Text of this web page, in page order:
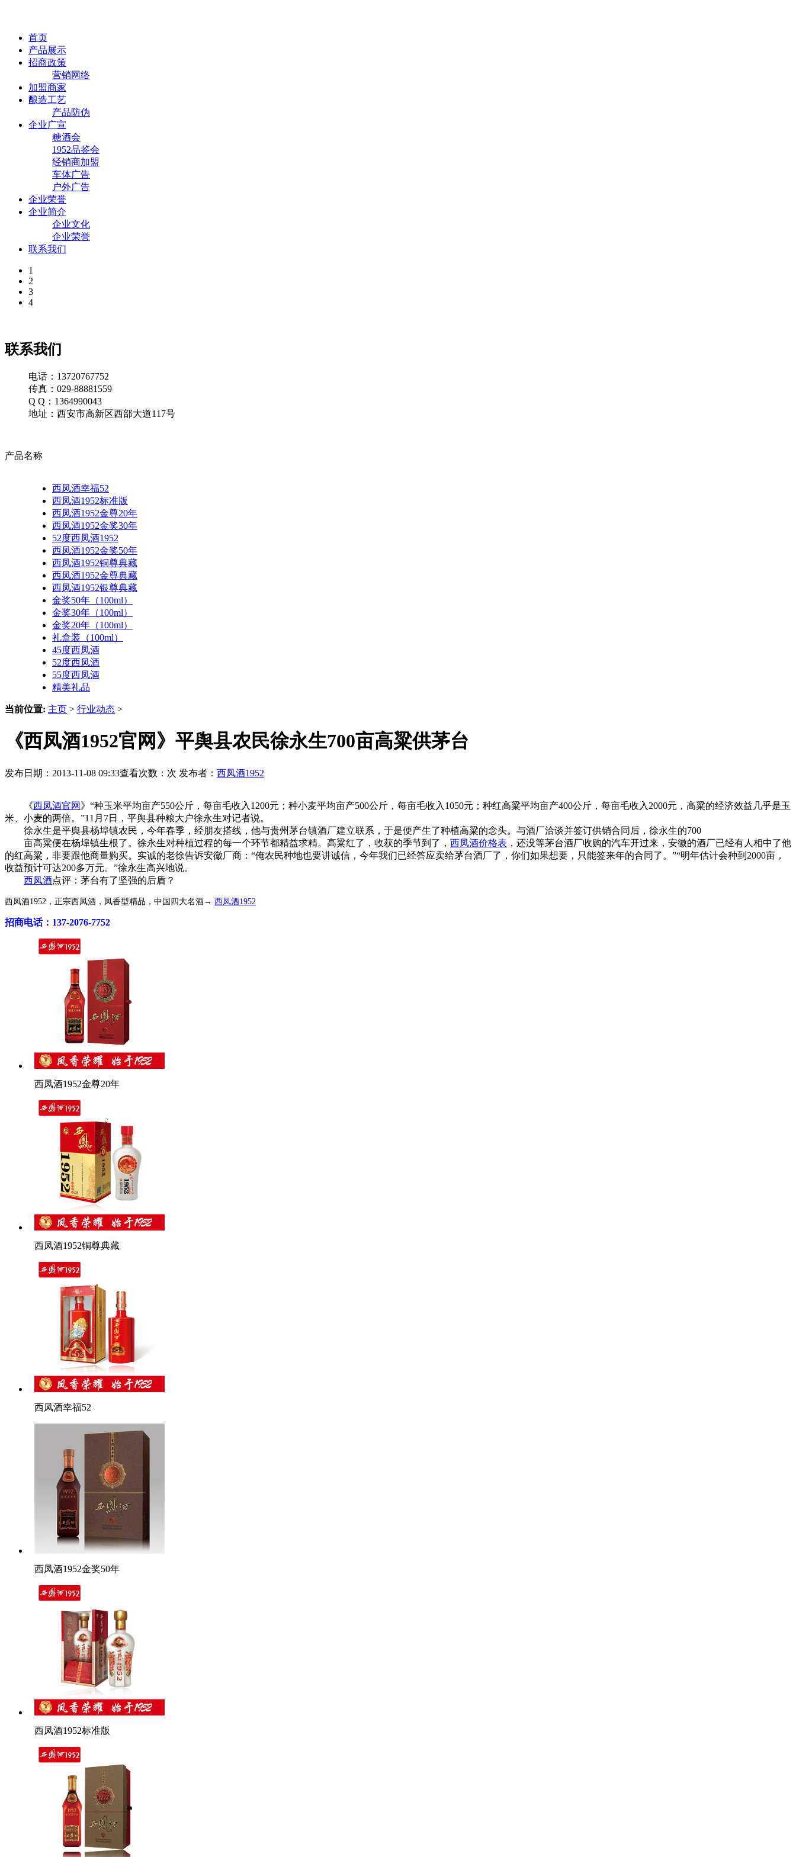
首页
产品展示
招商政策
营销网络
加盟商家
酿造工艺
产品防伪
企业广宣
糖酒会
1952品鉴会
经销商加盟
车体广告
户外广告
企业荣誉
企业简介
企业文化
企业荣誉
联系我们
1
2
3
4
联系我们
电话：13720767752
传真：029-88881559
Q Q：1364990043
地址：西安市高新区西部大道117号
产品名称
西凤酒幸福52
西凤酒1952标准版
西凤酒1952金尊20年
西凤酒1952金奖30年
52度西凤酒1952
西凤酒1952金奖50年
西凤酒1952铜尊典藏
西凤酒1952金尊典藏
西凤酒1952银尊典藏
金奖50年（100ml）
金奖30年（100ml）
金奖20年（100ml）
礼盒装（100ml）
45度西凤酒
52度西凤酒
55度西凤酒
精美礼品
当前位置: 主页 > 行业动态 >
《西凤酒1952官网》平舆县农民徐永生700亩高粱供茅台
发布日期：2013-11-08 09:33查看次数： 次 发布者： 西凤酒1952
《西凤酒官网 》“种玉米平均亩产550公斤，每亩毛收入1200元；种小麦平均亩产500公斤，每亩毛收入1050元；种红高粱平均亩产400公斤，每亩毛收入2000元，高粱的经济效益几乎是玉
米、小麦的两倍。”11月7日，平舆县种粮大户徐永生对记者说。
徐永生是平舆县杨埠镇农民，今年春季，经朋友搭线，他与贵州茅台镇酒厂建立联系，于是便产生了种植高粱的念头。与酒厂洽谈并签订供销合同后，徐永生的700
亩高粱便在杨埠镇生根了。徐永生对种植过程的每一个环节都精益求精。高粱红了，收获的季节到了， 西凤酒价格表 ，还没等茅台酒厂收购的汽车开过来，安徽的酒厂已经有人相中了他
的红高粱，非要跟他商量购买。实诚的老徐告诉安徽厂商：“俺农民种地也要讲诚信，今年我们已经答应卖给茅台酒厂了，你们如果想要，只能签来年的合同了。”“明年估计会种到2000亩，
收益预计可达200多万元。”徐永生高兴地说。
西凤酒点评：茅台有了坚强的后盾？
西凤酒1952，正宗西凤酒，凤香型精品，中国四大名酒→ 西凤酒1952
招商电话：137-2076-7752
西凤酒1952金尊20年
西凤酒1952铜尊典藏
西凤酒幸福52
西凤酒1952金奖50年
西凤酒1952标准版